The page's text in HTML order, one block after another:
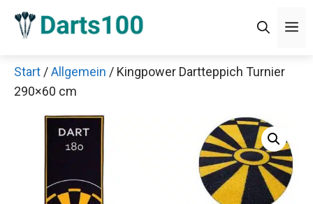
Zum
Inhalt
Start /Allgemein / Kingpower Dartteppich Turnier
290×60 cm